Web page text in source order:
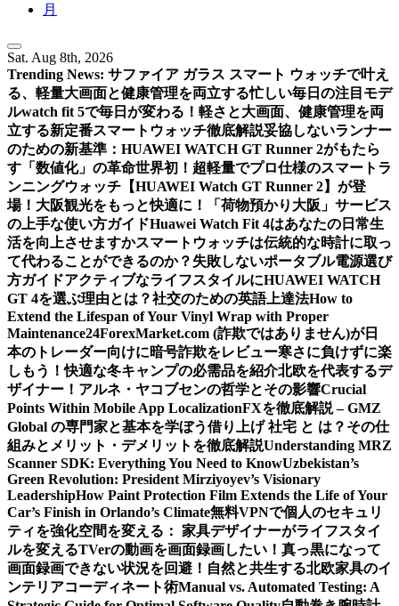
月
Sat. Aug 8th, 2026
Trending News: サファイア ガラス スマート ウォッチで叶え
る、軽量大画面と健康管理を両立する忙しい毎日の注目モデ
ルwatch fit 5で毎日が変わる！軽さと大画面、健康管理を両
立する新定番スマートウォッチ徹底解説妥協しないランナー
のための新基準：HUAWEI WATCH GT Runner 2がもたら
す「数値化」の革命世界初！超軽量でプロ仕様のスマートラ
ンニングウォッチ【HUAWEI Watch GT Runner 2】が登
場！ 大阪観光をもっと快適に！「荷物預かり大阪」サービス
の上手な使い方ガイドHuawei Watch Fit 4はあなたの日常生
活を向上させますかスマートウォッチは伝統的な時計に取っ
て代わることができるのか？ 失敗しないポータブル電源選び
方ガイドアクティブなライフスタイルにHUAWEI WATCH
GT 4を選ぶ理由とは？社交のための英語上達法How to
Extend the Lifespan of Your Vinyl Wrap with Proper
Maintenance24ForexMarket.com (詐欺ではありません)が日
本のトレーダー向けに暗号詐欺をレビュー寒さに負けずに楽
しもう！快適な冬キャンプの必需品を紹介北欧を代表するデ
ザイナー！アルネ・ヤコブセンの哲学とその影響Crucial
Points Within Mobile App LocalizationFXを徹底解説 – GMZ
Global の専門家と基本を学ぼう借り上げ 社宅 と は？その仕
組みとメリット・デメリットを徹底解説Understanding MRZ
Scanner SDK: Everything You Need to KnowUzbekistan’s
Green Revolution: President Mirziyoyev’s Visionary
LeadershipHow Paint Protection Film Extends the Life of Your
Car’s Finish in Orlando’s Climate無料VPNで個人のセキュリ
ティを強化空間を変える： 家具デザイナーがライフスタイ
ルを変えるTVerの動画を画面録画したい！真っ黒になって
画面録画できない状況を回避！ 自然と共生する北欧家具のイ
ンテリアコーディネート術Manual vs. Automated Testing: A